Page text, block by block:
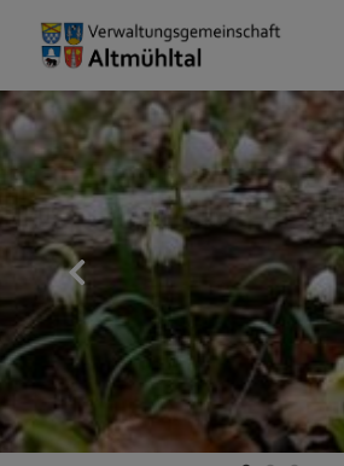
Gemeinde
Grußwort
Kontakt